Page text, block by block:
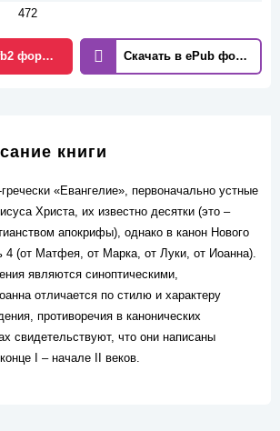
472
Скачать в fb2 формате Скачать в ePub формате
книги
«Евангелие», первоначально устные
Христа, их известно десятки (это –
апокрифы), однако в канон Нового
4 (от Матфея, от Марка, от Луки, от Иоанна).
являются синоптическими,
отличается по стилю и характеру
противоречия в канонических
свидетельствуют, что они написаны
I – начале II веков.